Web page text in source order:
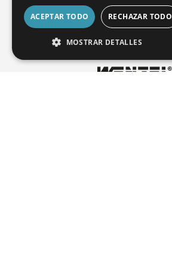
para nuestros clientes.
ACEPTAR TODO RECHAZAR TODO
MOSTRAR DETALLES